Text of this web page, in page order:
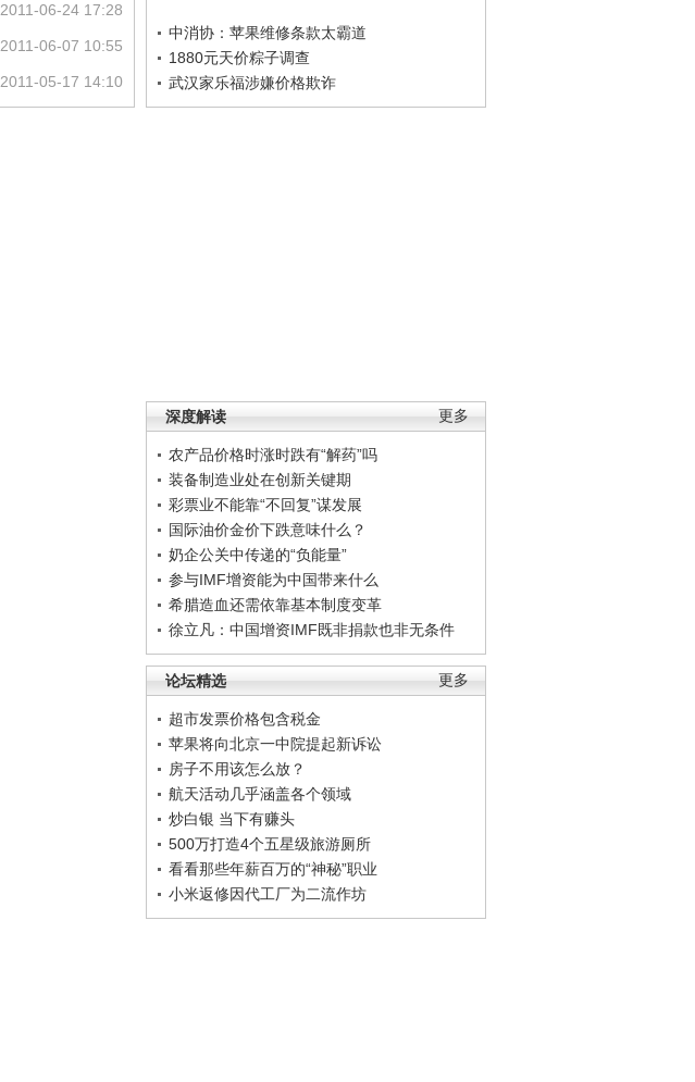
中消协：苹果维修条款太霸道
1880元天价粽子调查
武汉家乐福涉嫌价格欺诈
更多
深度解读
农产品价格时涨时跌有“解药”吗
装备制造业处在创新关键期
彩票业不能靠“不回复”谋发展
国际油价金价下跌意味什么？
奶企公关中传递的“负能量”
参与IMF增资能为中国带来什么
希腊造血还需依靠基本制度变革
徐立凡：中国增资IMF既非捐款也非无条件
更多
论坛精选
超市发票价格包含税金
苹果将向北京一中院提起新诉讼
房子不用该怎么放？
航天活动几乎涵盖各个领域
炒白银 当下有赚头
500万打造4个五星级旅游厕所
看看那些年薪百万的“神秘”职业
小米返修因代工厂为二流作坊
2011-06-24 17:28
2011-06-07 10:55
2011-05-17 14:10